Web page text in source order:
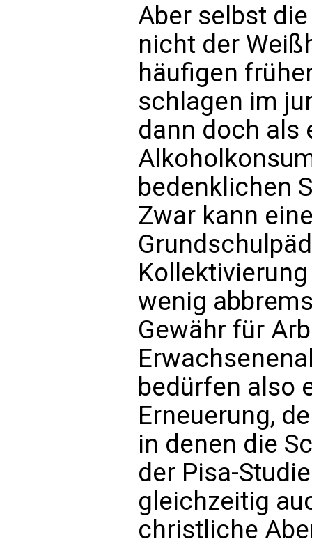
Aber selbst
nicht der
häufigen
schlagen im
dann doch als
bedenklichen
Zwar kann
wenig
Gewähr für
bedürfen also
Erneuerung,
in denen die
der Pisa-
gleichzeitig
christliche